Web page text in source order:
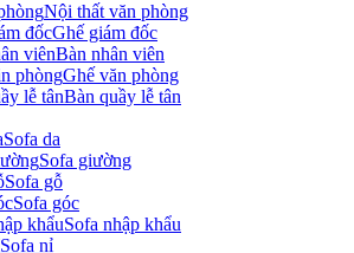
Nội thất văn phòng
Ghế giám đốc
Bàn nhân viên
Ghế văn phòng
Bàn quầy lễ tân
Sofa da
Sofa giường
Sofa gỗ
Sofa góc
Sofa nhập khẩu
Sofa nỉ